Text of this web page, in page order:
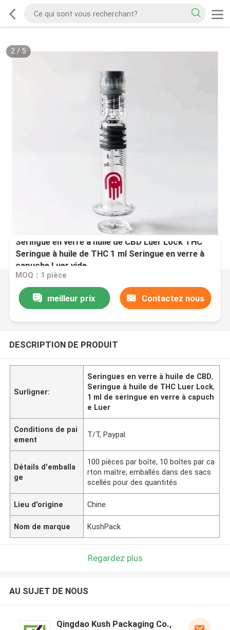
2/ 5
Seringue en verre à huile de CBD Luer Lock THC
Seringue à huile de THC 1 ml Seringue en verre à
capuche Luer vide
MOQ：1 pièce
meilleur prix Contactez nous
DESCRIPTION DE PRODUIT
Surligner:
Seringues en verre à huile de CBD,
Seringue à huile de THC Luer Lock,
1 ml de seringue en verre à capuch
e Luer
Conditions de pai
ement
T/T, Paypal
Détails d'emballa
ge
100 pièces par boîte, 10 boîtes par ca
rton maître; emballés dans des sacs
scellés pour des quantités
Lieu d'origine Chine
Nom de marque KushPack
Regardez plus
AU SUJET DE NOUS
Qingdao Kush Packaging Co.,